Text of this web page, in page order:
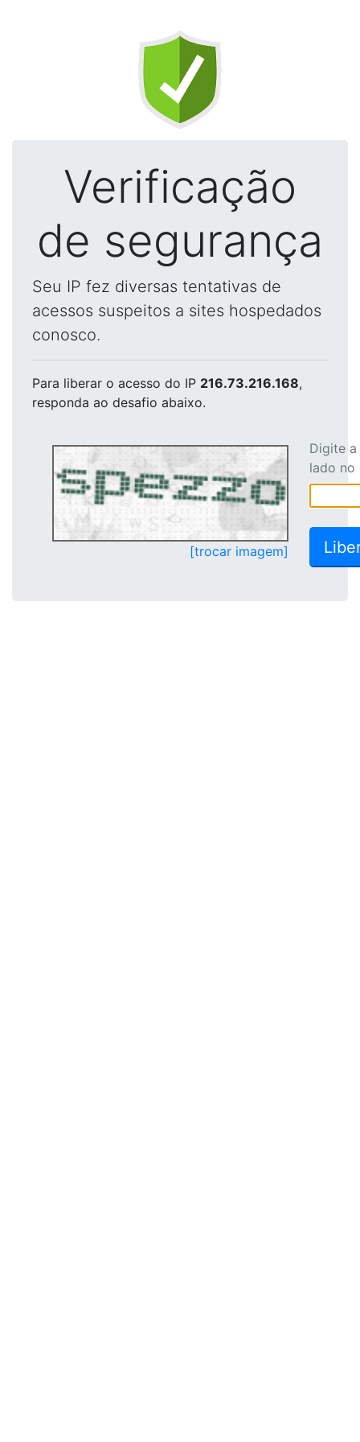
Verificação
de segurança
Seu IP fez diversas tentativas de
acessos suspeitos a sites hospedados
conosco.
Para liberar o acesso do IP 216.73.216.168,
responda ao desafio abaixo.
[trocar imagem]
Digite
lado no